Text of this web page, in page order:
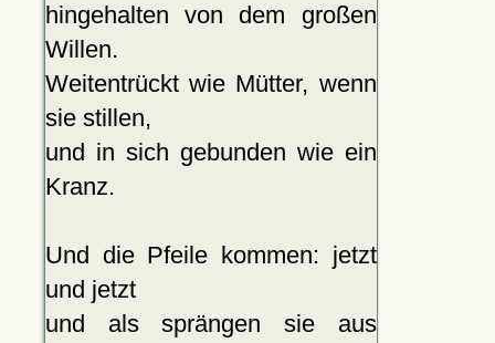
hingehalten von dem großen
Willen.
Weitentrückt wie Mütter, wenn
sie stillen,
und in sich gebunden wie ein
Kranz.
Und die Pfeile kommen: jetzt
und jetzt
und als sprängen sie aus